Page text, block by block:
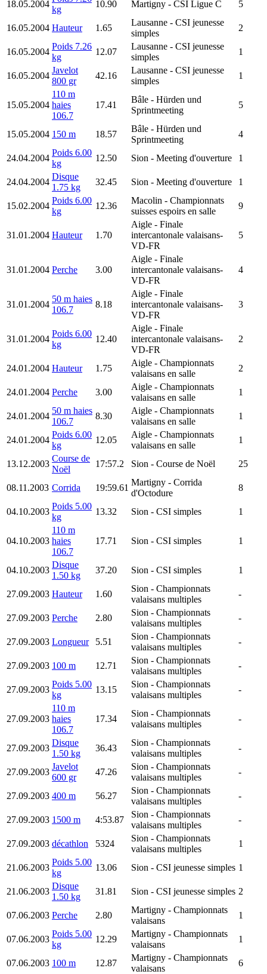
18.05.2004
kg
10.90 Martigny - CSI Ligue C 5
16.05.2004 Hauteur 1.65
Lausanne - CSI jeunesse
simples
2
16.05.2004
Poids 7.26
kg
12.07
Lausanne - CSI jeunesse
simples
1
16.05.2004
Javelot
800 gr
42.16
Lausanne - CSI jeunesse
simples
1
15.05.2004
110 m
haies
106.7
17.41
Bâle - Hürden und
Sprintmeeting
5
15.05.2004 150 m 18.57
Bâle - Hürden und
Sprintmeeting
4
24.04.2004
Poids 6.00
kg
12.50 Sion - Meeting d'ouverture 1
24.04.2004
Disque
1.75 kg
32.45 Sion - Meeting d'ouverture 1
15.02.2004
Poids 6.00
kg
12.36
Macolin - Championnats
suisses espoirs en salle
9
31.01.2004 Hauteur 1.70
Aigle - Finale
intercantonale valaisans-
VD-FR
5
31.01.2004 Perche 3.00
Aigle - Finale
intercantonale valaisans-
VD-FR
4
31.01.2004
50 m haies
106.7
8.18
Aigle - Finale
intercantonale valaisans-
VD-FR
3
31.01.2004
Poids 6.00
kg
12.40
Aigle - Finale
intercantonale valaisans-
VD-FR
2
24.01.2004 Hauteur 1.75
Aigle - Championnats
valaisans en salle
2
24.01.2004 Perche 3.00
Aigle - Championnats
valaisans en salle
1
24.01.2004
50 m haies
106.7
8.30
Aigle - Championnats
valaisans en salle
1
24.01.2004
Poids 6.00
kg
12.05
Aigle - Championnats
valaisans en salle
1
13.12.2003
Course de
Noël
17:57.2 Sion - Course de Noël 25
08.11.2003 Corrida 19:59.61
Martigny - Corrida
d'Octodure
8
04.10.2003
Poids 5.00
kg
13.32 Sion - CSI simples 1
04.10.2003
110 m
haies
106.7
17.71 Sion - CSI simples 1
04.10.2003
Disque
1.50 kg
37.20 Sion - CSI simples 1
27.09.2003 Hauteur 1.60
Sion - Championnats
valaisans multiples
-
27.09.2003 Perche 2.80
Sion - Championnats
valaisans multiples
-
27.09.2003 Longueur 5.51
Sion - Championnats
valaisans multiples
-
27.09.2003 100 m 12.71
Sion - Championnats
valaisans multiples
-
27.09.2003
Poids 5.00
kg
13.15
Sion - Championnats
valaisans multiples
-
27.09.2003
110 m
haies
106.7
17.34
Sion - Championnats
valaisans multiples
-
27.09.2003
Disque
1.50 kg
36.43
Sion - Championnats
valaisans multiples
-
27.09.2003
Javelot
600 gr
47.26
Sion - Championnats
valaisans multiples
-
27.09.2003 400 m 56.27
Sion - Championnats
valaisans multiples
-
27.09.2003 1500 m 4:53.87
Sion - Championnats
valaisans multiples
-
27.09.2003 décathlon 5324
Sion - Championnats
valaisans multiples
1
21.06.2003
Poids 5.00
kg
13.06 Sion - CSI jeunesse simples 1
21.06.2003
Disque
1.50 kg
31.81 Sion - CSI jeunesse simples 2
07.06.2003 Perche 2.80
Martigny - Championnats
valaisans
1
07.06.2003
Poids 5.00
kg
12.29
Martigny - Championnats
valaisans
1
07.06.2003 100 m 12.87
Martigny - Championnats
valaisans
6